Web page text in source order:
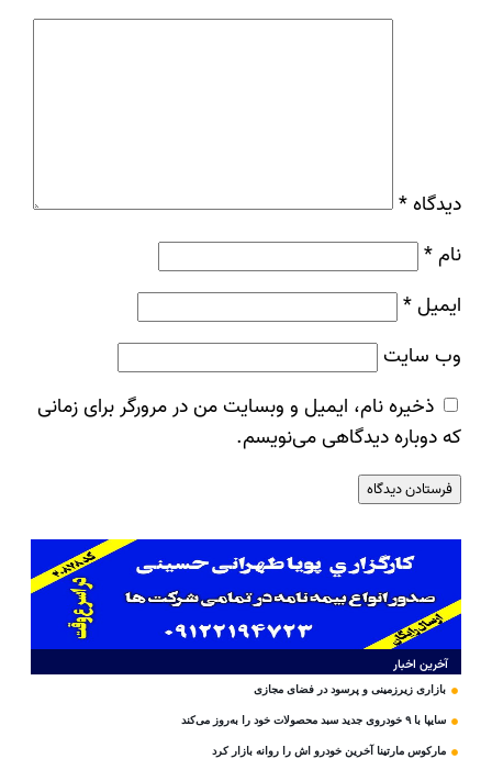
دیدگاه *
نام*
ایمیل*
وب‌ سایت
ذخیره نام، ایمیل و وبسایت من در مرورگر برای زمانی
که دوباره دیدگاهی می‌نویسم.
آخرین اخبار
بازاری زیرزمینی و پرسود در فضای مجازی
سایپا با ۹ خودروی جدید سبد محصولات خود را به‌روز می‌کند
مارکوس مارتینا آخرین خودرو اش را روانه بازار کرد